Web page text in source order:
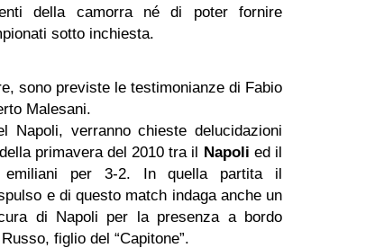
della camorra né di poter fornire
sotto inchiesta.
sono previste le testimonianze di Fabio
Malesani.
Napoli, verranno chieste delucidazioni
primavera del 2010 tra il Napoli ed il
emiliani per 3-2. In quella partita il
e di questo match indaga anche un
di Napoli per la presenza a bordo
figlio del “Capitone”.